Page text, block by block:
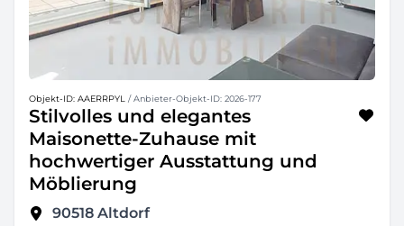
Objekt-ID: AAERRPYL / Anbieter-Objekt-ID: 2026-177
Stilvolles und elegantes
Maisonette-Zuhause mit
hochwertiger Ausstattung und
Möblierung
90518 Altdorf